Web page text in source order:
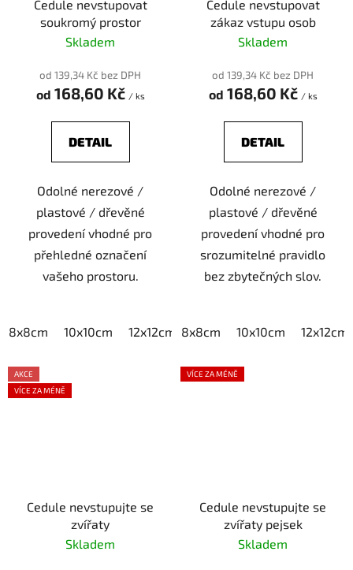
Cedule nevstupovat
soukromý prostor
Skladem
od 139,34 Kč bez DPH
od 168,60 Kč / ks
DETAIL
Odolné nerezové /
plastové / dřevěné
provedení vhodné pro
přehledné označení
vašeho prostoru.
8x8cm 10x10cm 12x12cm 15x15cm 20x20cm
Cedule nevstupovat
zákaz vstupu osob
Skladem
od 139,34 Kč bez DPH
od 168,60 Kč / ks
DETAIL
Odolné nerezové /
plastové / dřevěné
provedení vhodné pro
srozumitelné pravidlo
bez zbytečných slov.
8x8cm 10x10cm 12x12cm
AKCE
VÍCE ZA MÉNĚ
Cedule nevstupujte se
zvířaty
Skladem
VÍCE ZA MÉNĚ
Cedule nevstupujte se
zvířaty pejsek
Skladem